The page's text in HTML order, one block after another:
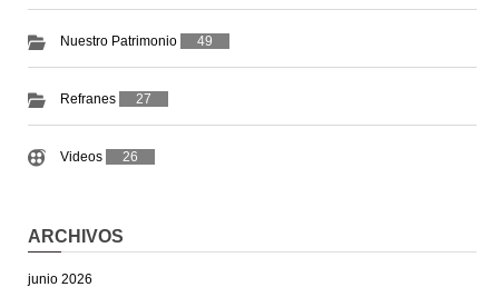
Nuestro Patrimonio 49
Refranes 27
Videos 26
ARCHIVOS
junio 2026